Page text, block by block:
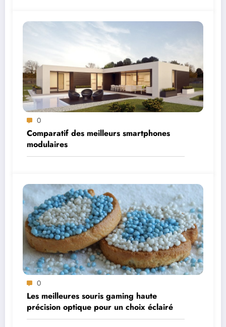
0
Comparatif des meilleurs smartphones
modulaires
0
Les meilleures souris gaming haute
précision optique pour un choix éclairé